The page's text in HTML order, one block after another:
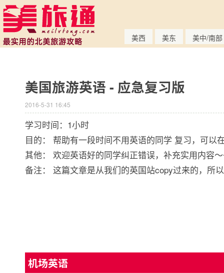
美西 美东 美中/南部
美国旅游英语 - 应急复习版
2016-5-31 16:45
学习时间：1小时
目的： 帮助有一段时间不用英语的同学 复习，可以
其他： 欢迎英语好的同学纠正错误，补充实用内容
备注： 这篇文章是从我们的英国站copy过来的，所
机场英语